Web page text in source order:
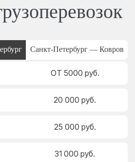
Санкт-Петербург — Ковров
ОТ 5000 руб.
20 000 руб.
25 000 руб.
31 000 руб.